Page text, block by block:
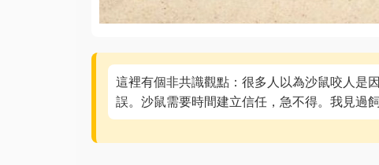
這裡有個非共識觀點：很多人以為沙鼠咬人是
誤。沙鼠需要時間建立信任，急不得。我見過